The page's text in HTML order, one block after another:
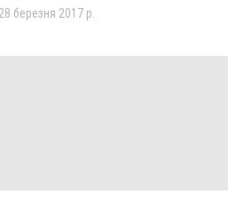
березня 2017 р.